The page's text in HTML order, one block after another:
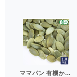
ママパン 有機かぼちゃの種 1kg 有機JAS 生 無塩 ナッツ パンプキンシード クッキー マフィン トッピング 焼き菓子 ハロウィン__